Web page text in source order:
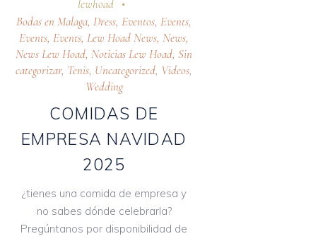
lewhoad
Bodas en Malaga,Dress,Eventos,Events,
Events,Events,Lew Hoad News,News,
News Lew Hoad,Noticias Lew Hoad, Sin
categorizar, Tenis, Uncategorized, Videos,
Wedding
COMIDAS DE
EMPRESA NAVIDAD
2025
¿tienes una comida de empresa y
no sabes dónde celebrarla?
Pregúntanos por disponibilidad de